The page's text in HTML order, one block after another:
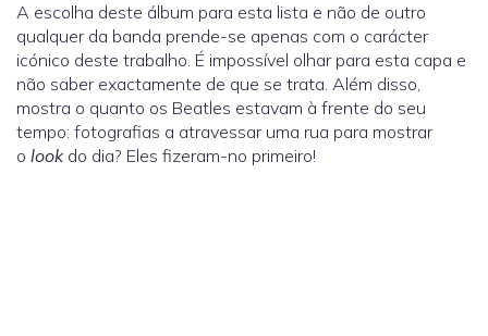
A escolha deste álbum para esta lista e não de outro
qualquer da banda prende-se apenas com o carácter
icónico deste trabalho. É impossível olhar para esta capa e
não saber exactamente de que se trata. Além disso,
mostra o quanto os Beatles estavam à frente do seu
tempo: fotografias a atravessar uma rua para mostrar
o look do dia? Eles fizeram-no primeiro!